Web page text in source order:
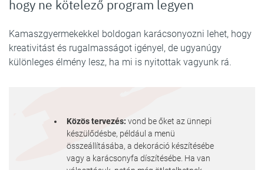
hogy ne kötelező program legyen
Kamaszgyermekekkel boldogan karácsonyozni lehet, hogy
kreativitást és rugalmasságot igényel, de ugyanúgy
különleges élmény lesz, ha mi is nyitottak vagyunk rá.
Közös tervezés: vond be őket az ünnepi
készülődésbe, például a menü
összeállításába, a dekoráció készítésébe
vagy a karácsonyfa díszítésébe. Ha van